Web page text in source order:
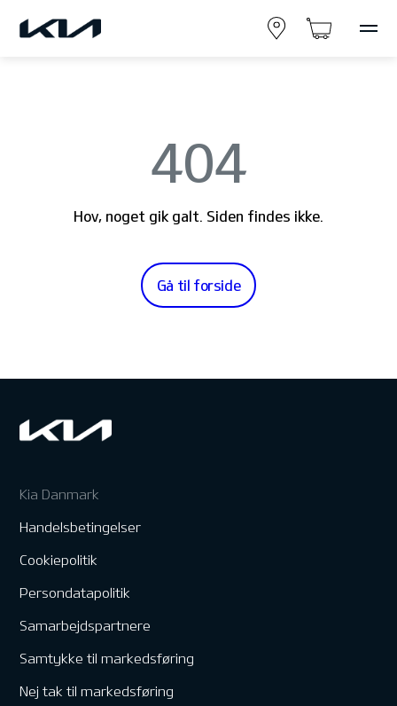
404
Hov, noget gik galt. Siden findes ikke.
Gå til forside
Kia Danmark
Handelsbetingelser
Cookiepolitik
Persondatapolitik
Samarbejdspartnere
Samtykke til markedsføring
Nej tak til markedsføring